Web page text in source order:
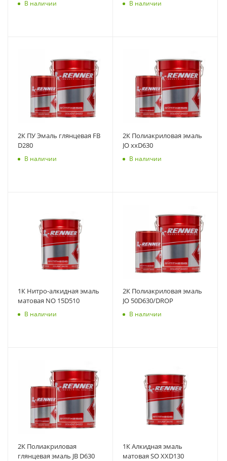
В наличии В наличии
2К ПУ Эмаль глянцевая FB
D280
В наличии
2К Полиакриловая эмаль
JO xxD630
В наличии
1К Нитро-алкидная эмаль
матовая NO 15D510
В наличии
2К Полиакриловая эмаль
JO 50D630/DROP
В наличии
2К Полиакриловая
глянцевая эмаль JB D630
1К Алкидная эмаль
матовая SO XXD130